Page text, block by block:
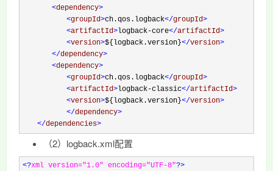
<dependency>
<groupId>ch.qos.logback</groupId>
<artifactId>logback-core</artifactId>
<version>${logback.version}</version>
</dependency>
<dependency>
<groupId>ch.qos.logback</groupId>
<artifactId>logback-classic</artifactId>
<version>${logback.version}</version>
</dependency>
</dependencies>
（2）logback.xml配置
<?xml version="1.0" encoding="UTF-8"?>